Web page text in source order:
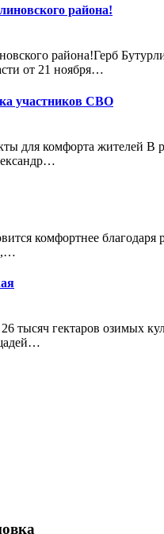
района!
района!Герб
от 21 ноября…
участников СВО
для комфорта жителей В
комфортнее
тысяч гектаров озимых